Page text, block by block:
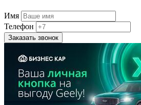
Имя
Телефон
Заказать звонок